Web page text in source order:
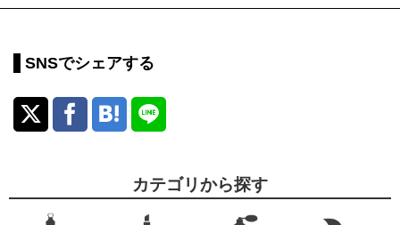
SNSでシェアする
カテゴリから探す